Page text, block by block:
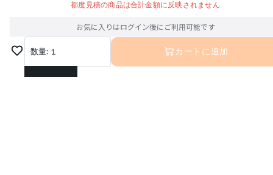
都度見積の商品は合計金額に反映されません
お気に入りはログイン後にご利用可能です
数量: 1
1
カートに追加